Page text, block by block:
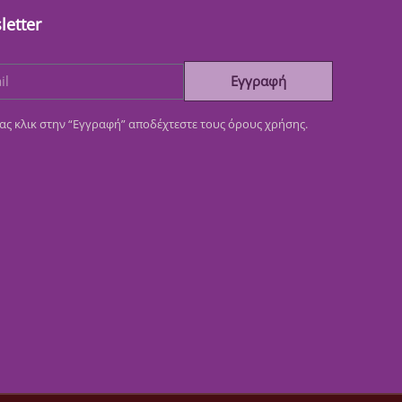
Εγγραφή
κλικ στην “Εγγραφή” αποδέχτεστε τους όρους χρήσης.